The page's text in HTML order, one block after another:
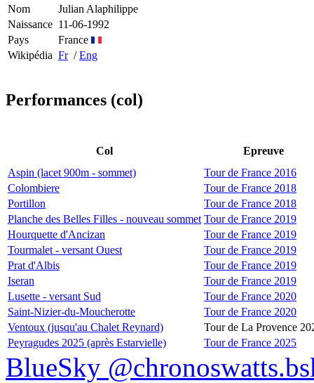
Nom
Julian Alaphilippe
Naissance 11-06-1992
Pays
France
Wikipédia Fr/Eng
Performances (col)
Col
Epreuve
Aspin (lacet 900m - sommet)
Tour de France 2016
Colombiere
Tour de France 2018
Portillon
Tour de France 2018
Planche des Belles Filles - nouveau sommet Tour de France 2019
Hourquette d'Ancizan
Tour de France 2019
Tourmalet - versant Ouest
Tour de France 2019
Prat d'Albis
Tour de France 2019
Iseran
Tour de France 2019
Lusette - versant Sud
Tour de France 2020
Saint-Nizier-du-Moucherotte
Tour de France 2020
Ventoux (jusqu'au Chalet Reynard)
Tour de La Provence
Peyragudes 2025 (après Estarvielle)
Tour de France 2025
BlueSky